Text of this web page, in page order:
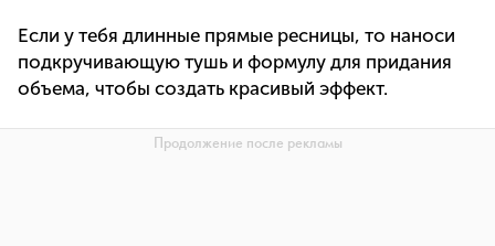
Если у тебя длинные прямые ресницы, то наноси
подкручивающую тушь и формулу для придания
объема, чтобы создать красивый эффект.